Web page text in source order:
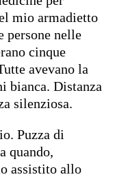
mio armadietto
persone nelle
cinque
avevano la
bianca. Distanza
silenziosa.
Puzza di
quando,
assistito allo